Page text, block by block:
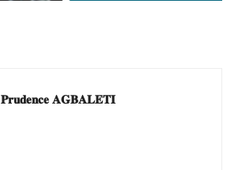
𝐏𝐫𝐮𝐝𝐞𝐧𝐜𝐞 𝐀𝐆𝐁𝐀𝐋𝐄𝐓𝐈